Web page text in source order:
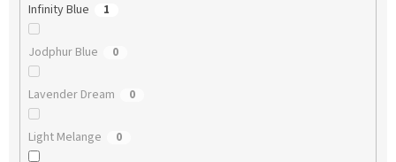
Infinity Blue 1
Jodphur Blue 0
Lavender Dream 0
Light Melange 0